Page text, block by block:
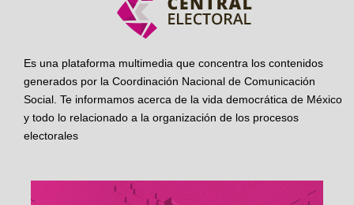
Es una plataforma multimedia que concentra los contenidos
generados por la Coordinación Nacional de Comunicación
Social. Te informamos acerca de la vida democrática de México
y todo lo relacionado a la organización de los procesos
electorales